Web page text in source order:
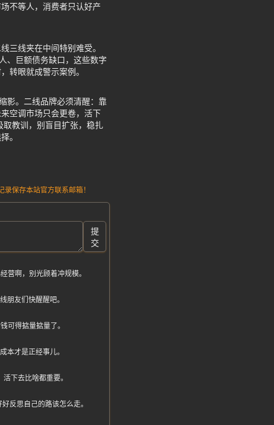
不等人，消费者只认好产
三线夹在中间特别难受。
、巨额债务缺口，这些数字
转眼就成警示案例。
影。二线品牌必须清醒：靠
空调市场只会更卷，活下
教训，别盲目扩张，稳扎
。
保存本站官方联系邮箱！
提
交
营啊，别光顾着冲规模。
朋友们快醒醒吧。
可得掂量掂量了。
本才是正经事儿。
下去比啥都重要。
反思自己的路该怎么走。